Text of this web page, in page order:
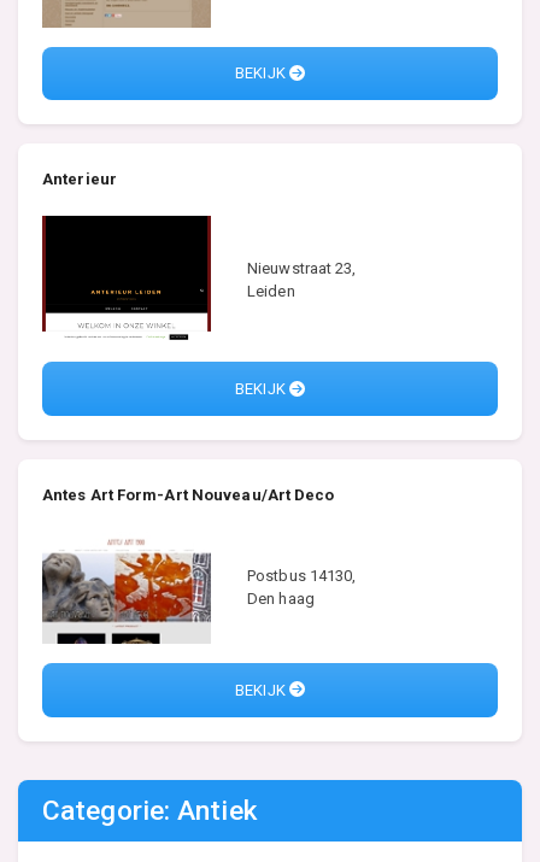
BEKIJK
Anterieur
Nieuwstraat 23,
Leiden
BEKIJK
Antes Art Form-Art Nouveau/Art Deco
Postbus 14130,
Den haag
BEKIJK
Categorie: Antiek